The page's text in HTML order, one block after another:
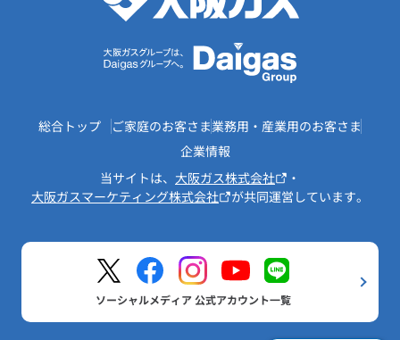
総合トップ ご家庭のお客さま業務用・産業用のお客さま
企業情報
当サイトは、 大阪ガス株式会社
・
大阪ガスマーケティング株式会社
が共同運営しています。
ソーシャルメディア 公式アカウント一覧